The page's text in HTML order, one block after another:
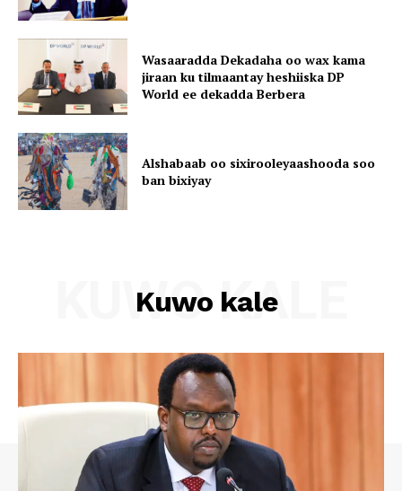
Wasaaradda Dekadaha oo wax kama
jiraan ku tilmaantay heshiiska DP
World ee dekadda Berbera
Alshabaab oo sixirooleyaashooda soo
ban bixiyay
Kuwo kale
KUWO KALE